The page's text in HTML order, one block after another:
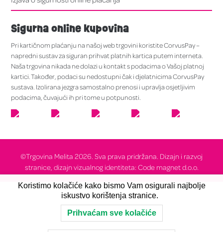
Sigurna online kupovina
Pri kartičnom plaćanju na našoj web trgovini koristite CorvusPay –
napredni sustav za siguran prihvat platnih kartica putem interneta.
Naša trgovina nikada ne dolazi u kontakt s podacima o Vašoj platnoj
kartici. Također, podaci su nedostupni čak i djelatnicima CorvusPay
sustava. Izolirana jezgra samostalno prenosi i upravlja osjetljivim
podacima, čuvajući ih pri tome u potpunosti.
©Trgovina Melita 2026. Sva prava pridržana. Dizajn i razvoj
stranice, dizajn vizualnog identiteta: Code magnet d.o.o.
Koristimo kolačiće kako bismo Vam osigurali najbolje
iskustvo korištenja stranice.
Prihvaćam sve kolačiće